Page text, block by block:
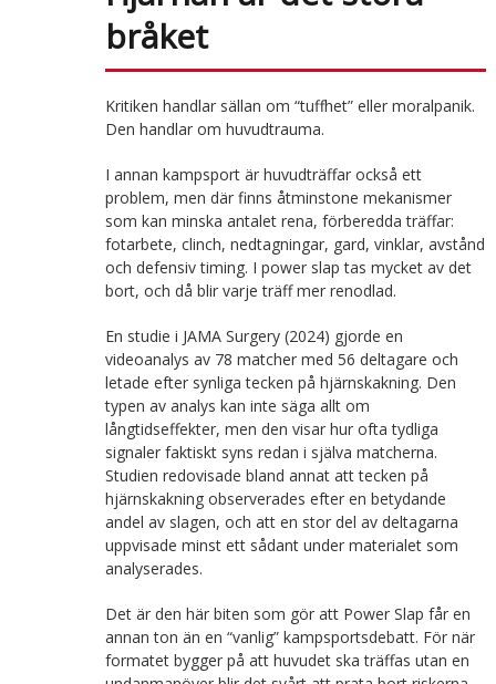
bråket
Kritiken handlar sällan om “tuffhet” eller moralpanik.
Den handlar om huvudtrauma.
I annan kampsport är huvudträffar också ett
problem, men där finns åtminstone mekanismer
som kan minska antalet rena, förberedda träffar:
fotarbete, clinch, nedtagningar, gard, vinklar, avstånd
och defensiv timing. I power slap tas mycket av det
bort, och då blir varje träff mer renodlad.
En studie i JAMA Surgery (2024) gjorde en
videoanalys av 78 matcher med 56 deltagare och
letade efter synliga tecken på hjärnskakning. Den
typen av analys kan inte säga allt om
långtidseffekter, men den visar hur ofta tydliga
signaler faktiskt syns redan i själva matcherna.
Studien redovisade bland annat att tecken på
hjärnskakning observerades efter en betydande
andel av slagen, och att en stor del av deltagarna
uppvisade minst ett sådant under materialet som
analyserades.
Det är den här biten som gör att Power Slap får en
annan ton än en “vanlig” kampsportsdebatt. För när
formatet bygger på att huvudet ska träffas utan en